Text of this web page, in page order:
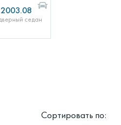
седан
Сортировать по: